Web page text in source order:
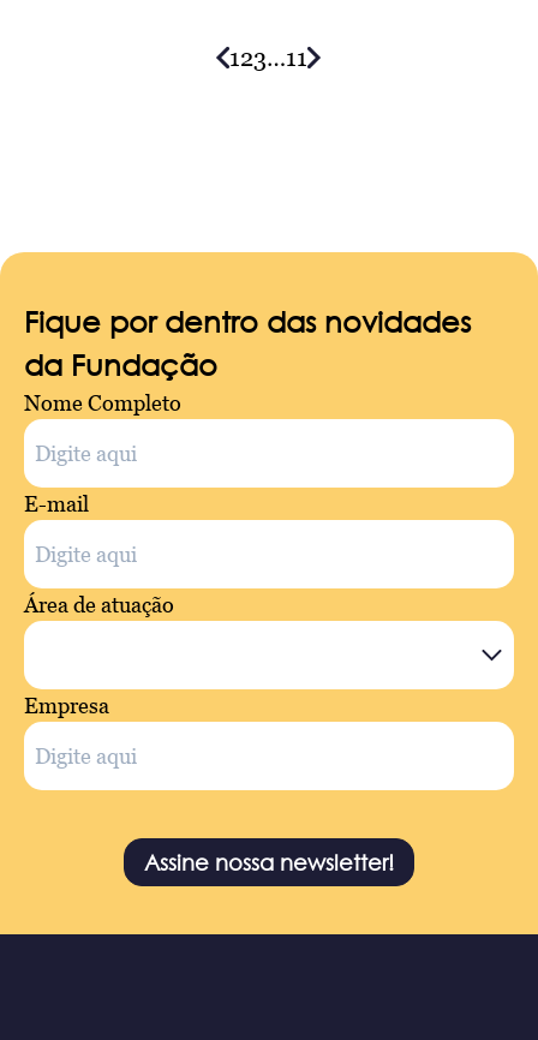
123…11
Fique por dentro das novidades
da Fundação
Nome Completo
E-mail
Área de atuação
Empresa
Assine nossa newsletter!